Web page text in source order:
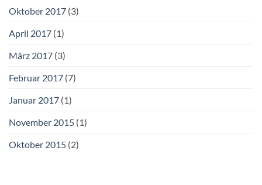
Oktober 2017 (3)
April 2017 (1)
März 2017 (3)
Februar 2017 (7)
Januar 2017 (1)
November 2015 (1)
Oktober 2015 (2)